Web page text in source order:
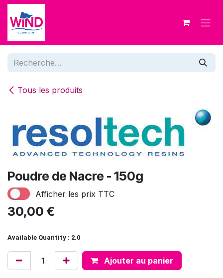
Se rendre au contenu
Tous les produits
Poudre de Nacre - 150g
Afficher les prix TTC
30,00 €
Available Quantity : 2.0
Ajouter au panier